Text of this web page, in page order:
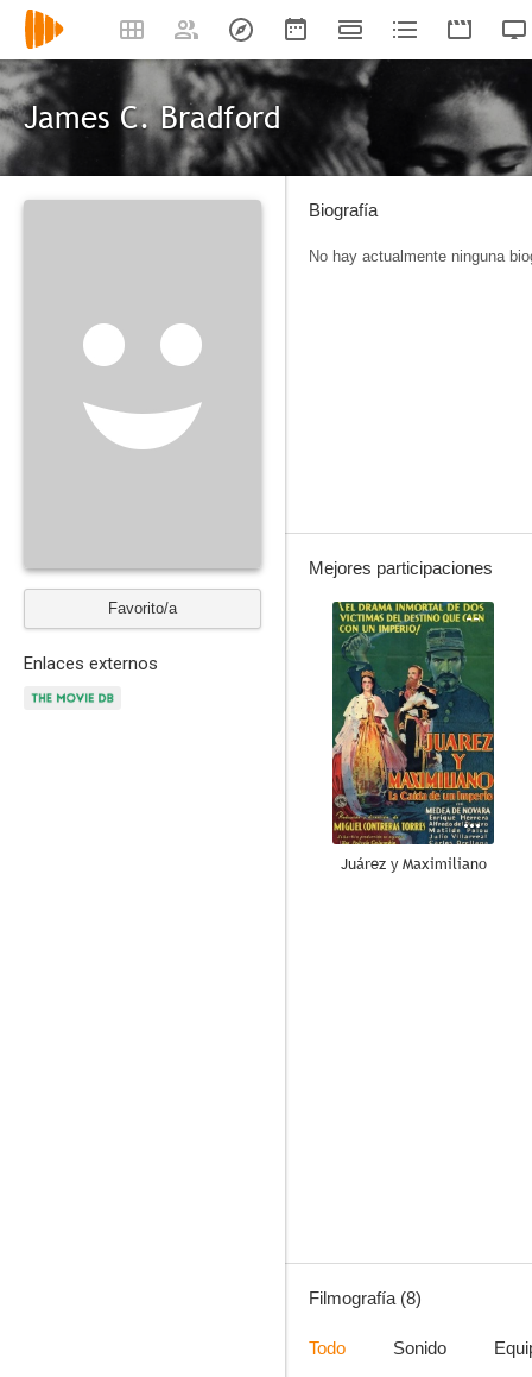
James C. Bradford
Favorito/a
Enlaces externos
Biografía
No hay actualmente ninguna
Mejores participaciones
--
Juárez y Maximiliano
Filmografía (8)
Todo Sonido